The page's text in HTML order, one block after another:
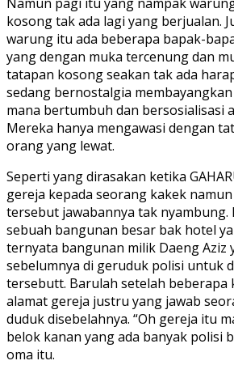
kosong tak ada lagi yang berjualan.
warung itu ada beberapa bapak-
yang dengan muka tercenung dan
tatapan kosong seakan tak ada
sedang bernostalgia
mana bertumbuh dan bersosialisasi
Mereka hanya mengawasi dengan
orang yang lewat.
Seperti yang dirasakan ketika
gereja kepada seorang kakek
tersebut jawabannya tak nyambung.
sebuah bangunan besar bak hotel
ternyata bangunan milik Daeng Aziz
sebelumnya di geruduk polisi untuk
tersebutt. Barulah setelah beberapa
alamat gereja justru yang jawab
duduk disebelahnya. “Oh gereja itu
belok kanan yang ada banyak polisi
oma itu.